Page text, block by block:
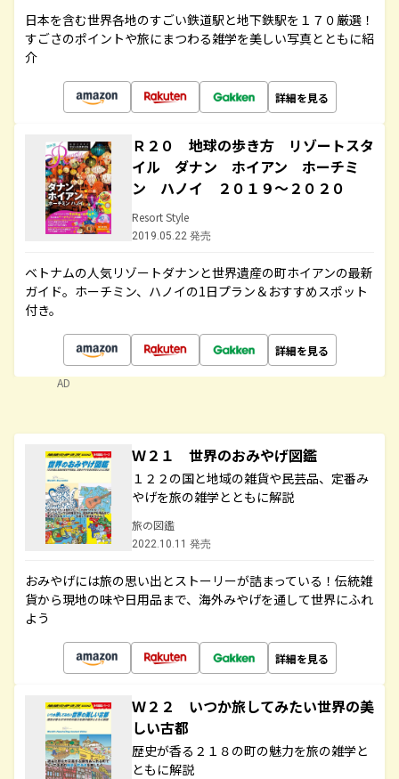
日本を含む世界各地のすごい鉄道駅と地下鉄駅を１７０厳選！
すごさのポイントや旅にまつわる雑学を美しい写真とともに紹
介
詳細を見る
Ｒ２０ 地球の歩き方 リゾートスタ
イル ダナン ホイアン ホーチミ
ン ハノイ ２０１９～２０２０
Resort Style
2019.05.22 発売
ベトナムの人気リゾートダナンと世界遺産の町ホイアンの最新
ガイド。ホーチミン、ハノイの1日プラン＆おすすめスポット
付き。
詳細を見る
AD
Ｗ２１ 世界のおみやげ図鑑
１２２の国と地域の雑貨や民芸品、定番み
やげを旅の雑学とともに解説
旅の図鑑
2022.10.11 発売
おみやげには旅の思い出とストーリーが詰まっている！伝統雑
貨から現地の味や日用品まで、海外みやげを通して世界にふれ
よう
詳細を見る
Ｗ２２ いつか旅してみたい世界の美
しい古都
歴史が香る２１８の町の魅力を旅の雑学と
ともに解説